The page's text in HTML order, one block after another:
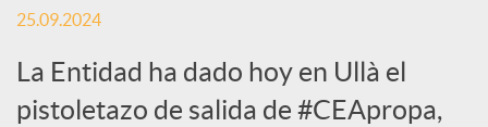
c
a
25.09.2024
La Entidad ha dado hoy en Ullà el
pistoletazo de salida de #CEApropa,